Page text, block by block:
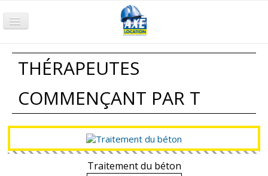
Terrassement
Nacelle
Chariot
Groupe électrogène
THÉRAPEUTES
COMMENÇANT PAR T
Traitement du béton